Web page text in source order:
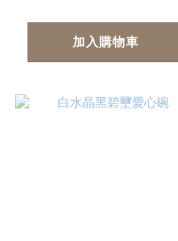
加入購物車